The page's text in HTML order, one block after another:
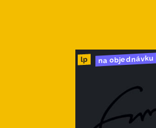
lp na objednávku